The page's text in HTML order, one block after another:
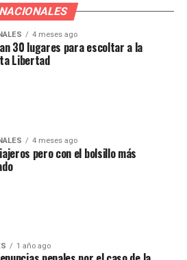
NACIONALES
4 meses ago
30 lugares para escoltar a la
Libertad
4 meses ago
pero con el bolsillo más
1 año ago